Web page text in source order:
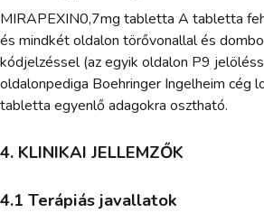
MIRAPEXIN0,7mg tabletta A tabletta
és mindkét oldalon törővonallal és
kódjelzéssel (az egyik oldalon P9
oldalonpediga Boehringer Ingelheim cég
tabletta egyenlő adagokra osztható.
4. KLINIKAI JELLEMZŐK
4.1 Terápiás javallatok